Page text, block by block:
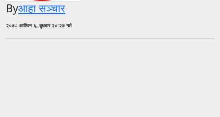
Byआहा सञ्चार
२०७८ आश्विन ६, बुधबार २०:२७ गते